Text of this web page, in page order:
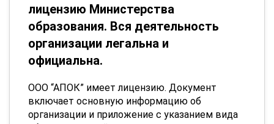
лицензию Министерства
образования. Вся деятельность
организации легальна и
официальна.
ООО “АПОК” имеет лицензию. Документ
включает основную информацию об
организации и приложение с указанием вида